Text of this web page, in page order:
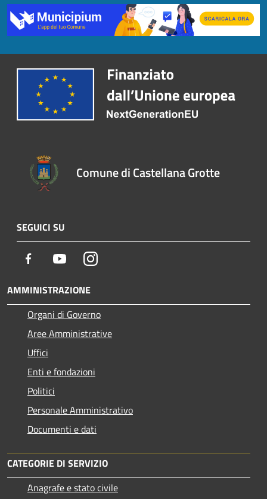
Comune di Castellana Grotte
SEGUICI SU
Facebook YoutubeInstagram
AMMINISTRAZIONE
Organi di Governo
Aree Amministrative
Uffici
Enti e fondazioni
Politici
Personale Amministrativo
Documenti e dati
CATEGORIE DI SERVIZIO
Anagrafe e stato civile